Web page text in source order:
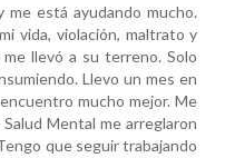
está ayudando mucho.
vida, violación, maltrato y
llevó a su terreno. Solo
Llevo un mes en
mucho mejor. Me
Mental me arreglaron
que seguir trabajando